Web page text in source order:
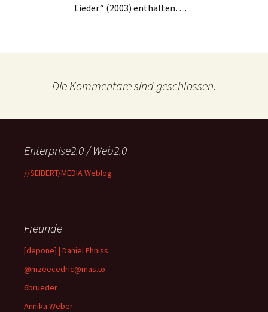
Lieder“ (2003) enthalten….
Die Kommentare sind geschlossen.
Enterprise2.0 / Web2.0
//SEIBERT/MEDIA Weblog
Freunde
[depone] | Daniel Ehniss
@mzeecedric@mas.to
6brueder
Annika Weber